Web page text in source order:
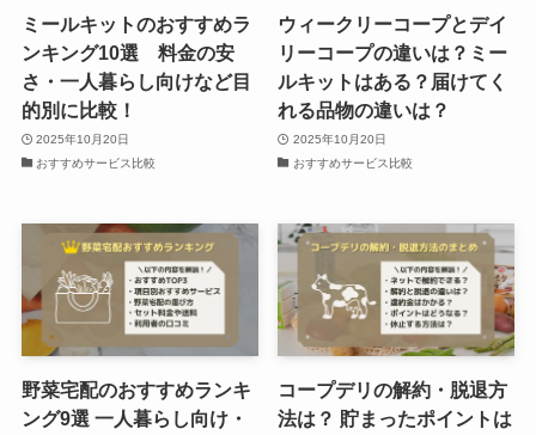
ミールキットのおすすめラ
ンキング10選 料金の安
さ・一人暮らし向けなど目
的別に比較！
2025年10月20日
おすすめサービス比較
ウィークリーコープとデイ
リーコープの違いは？ミー
ルキットはある？届けてく
れる品物の違いは？
2025年10月20日
おすすめサービス比較
野菜宅配のおすすめランキ
ング9選 一人暮らし向け・
コープデリの解約・脱退方
法は？ 貯まったポイントは